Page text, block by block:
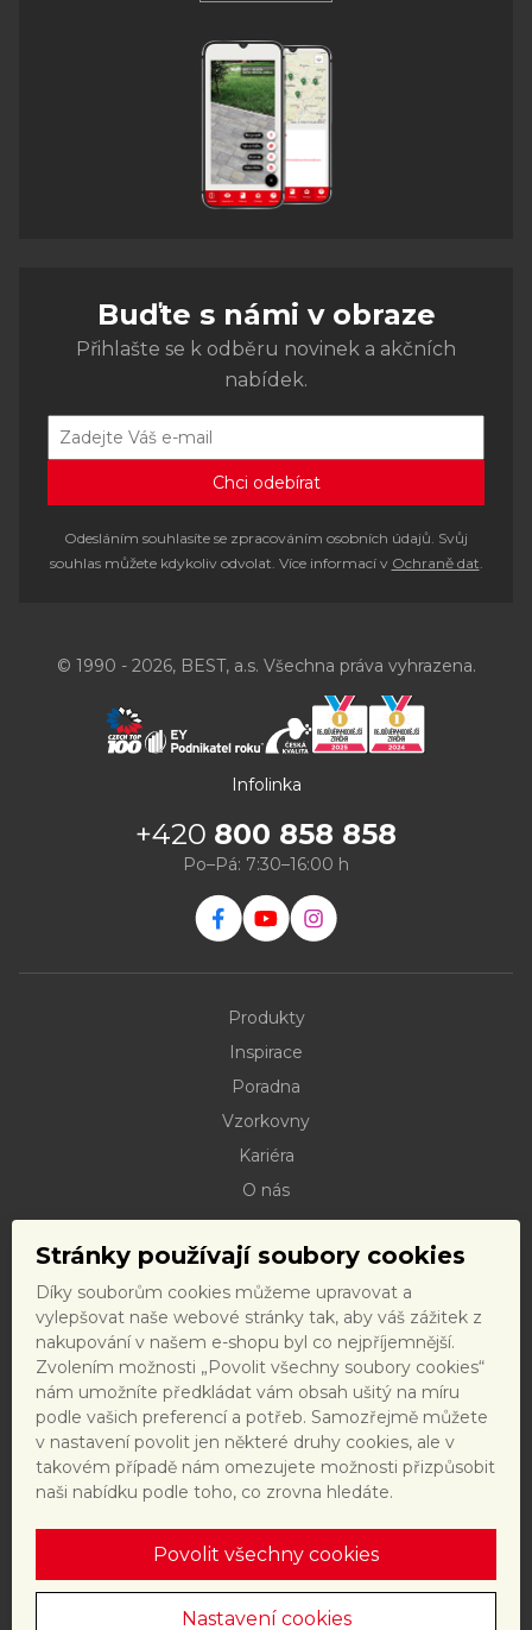
Stránky používají soubory cookies
Díky souborům cookies můžeme upravovat a
vylepšovat naše webové stránky tak, aby váš zážitek z
nakupování v našem e-shopu byl co nejpříjemnější.
Zvolením možnosti „Povolit všechny soubory cookies“
nám umožníte předkládat vám obsah ušitý na míru
podle vašich preferencí a potřeb. Samozřejmě můžete
v nastavení povolit jen některé druhy cookies, ale v
takovém případě nám omezujete možnosti přizpůsobit
naši nabídku podle toho, co zrovna hledáte.
Nastavení cookies
Povolit všechny cookies
Buďte s námi v obraze
Přihlašte se k odběru novinek a akčních
nabídek.
Odesláním souhlasíte se zpracováním osobních údajů. Svůj
souhlas můžete kdykoliv odvolat. Více informací v Ochraně dat.
© 1990 - 2026, BEST, a.s. Všechna práva vyhrazena.
Infolinka
+420 800 858 858
Po–Pá: 7:30–16:00 h
Produkty
Inspirace
Poradna
Vzorkovny
Kariéra
O nás
Dokumenty ke stažení
Doprava
Reklamační řád
Reklamační formulář
Obchodní podmínky a právní předpisy
Ochrana dat
Nastavení cookies
Tento web je chráněn reCAPTCHA a platízásady ochrany
smluvní podmínkyspolečnosti Google.